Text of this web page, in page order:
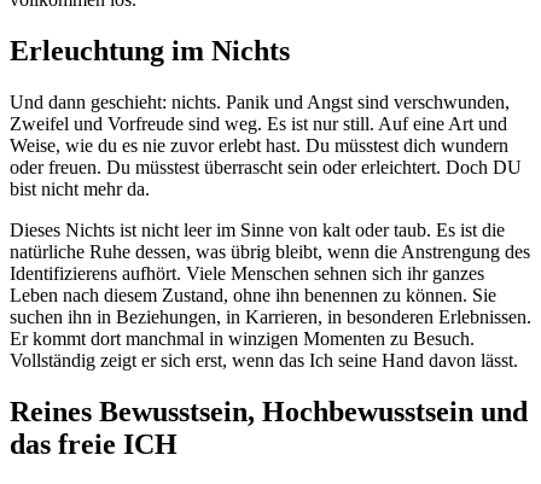
Erleuchtung im Nichts
Und dann geschieht: nichts. Panik und Angst sind verschwunden,
Zweifel und Vorfreude sind weg. Es ist nur still. Auf eine Art und
Weise, wie du es nie zuvor erlebt hast. Du müsstest dich wundern
oder freuen. Du müsstest überrascht sein oder erleichtert. Doch DU
bist nicht mehr da.
Dieses Nichts ist nicht leer im Sinne von kalt oder taub. Es ist die
natürliche Ruhe dessen, was übrig bleibt, wenn die Anstrengung des
Identifizierens aufhört. Viele Menschen sehnen sich ihr ganzes
Leben nach diesem Zustand, ohne ihn benennen zu können. Sie
suchen ihn in Beziehungen, in Karrieren, in besonderen Erlebnissen.
Er kommt dort manchmal in winzigen Momenten zu Besuch.
Vollständig zeigt er sich erst, wenn das Ich seine Hand davon lässt.
Reines Bewusstsein, Hochbewusstsein und
das freie ICH